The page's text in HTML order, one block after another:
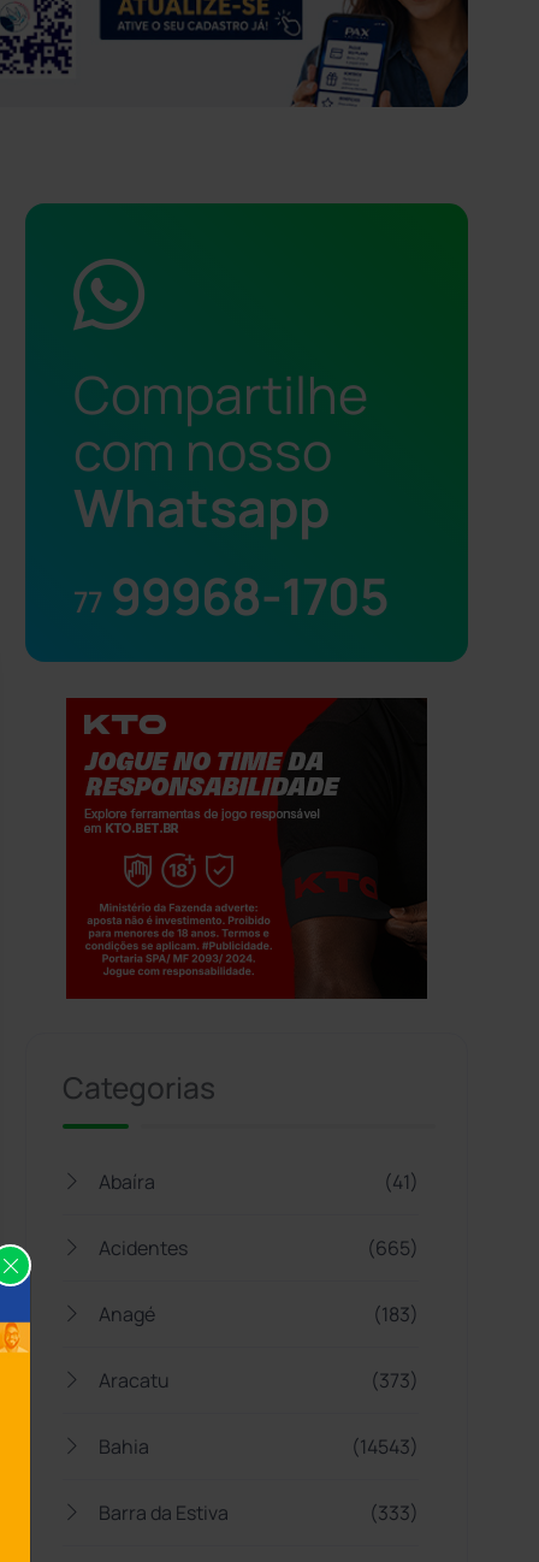
Compartilhe
com nosso
Whatsapp
77 99968-1705
Categorias
Abaíra (41)
Acidentes (665)
Anagé (183)
Aracatu (373)
Bahia (14543)
Barra da Estiva (333)